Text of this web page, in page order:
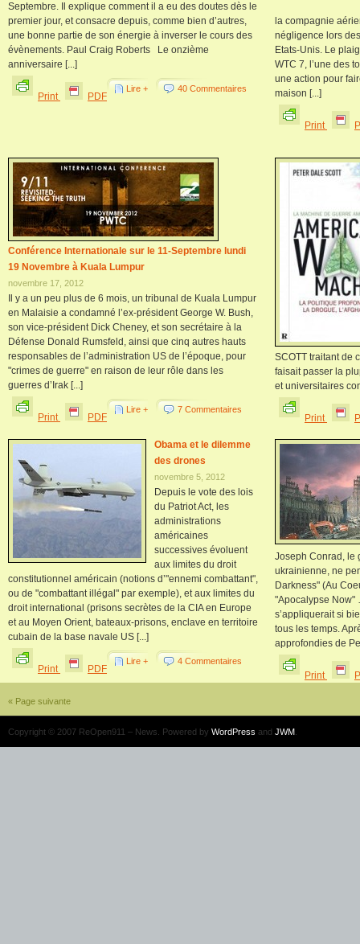
Septembre. Il explique comment il a eu des doutes dès le
premier jour, et consacre depuis, comme bien d’autres,
une bonne partie de son énergie à inverser le cours des
évènements. Paul Craig Roberts Le onzième
anniversaire [...]
Print PDF
Lire + 40 Commentaires
la compagnie
négligence lors
Etats-Unis. Le
WTC 7, l’une des
une action pour
maison [...]
Print
Conférence Internationale sur le 11-Septembre lundi
19 Novembre à Kuala Lumpur
novembre 17, 2012
Il y a un peu plus de 6 mois, un tribunal de Kuala Lumpur
en Malaisie a condamné l’ex-président George W. Bush,
son vice-président Dick Cheney, et son secrétaire à la
Défense Donald Rumsfeld, ainsi que cinq autres hauts
responsables de l’administration US de l’époque, pour
"crimes de guerre" en raison de leur rôle dans les
guerres d’Irak [...]
Print PDF
Lire + 7 Commentaires
SCOTT traitant de
faisait passer la
et universitaires
Print
Obama et le dilemme
des drones
novembre 5, 2012
Depuis le vote des lois
du Patriot Act, les
administrations
américaines
successives évoluent
aux limites du droit
constitutionnel américain (notions d’"ennemi combattant",
ou de "combattant illégal" par exemple), et aux limites du
droit international (prisons secrètes de la CIA en Europe
et au Moyen Orient, bateaux-prisons, enclave en territoire
cubain de la base navale US [...]
Print PDF
Lire + 4 Commentaires
Joseph Conrad, le
ukrainienne, ne
Darkness" (Au
"Apocalypse Now"
s’appliquerait si
tous les temps.
approfondies de
Print
« Page suivante
Copyright © 2007 ReOpen911 – News. Powered by WordPress and JWM